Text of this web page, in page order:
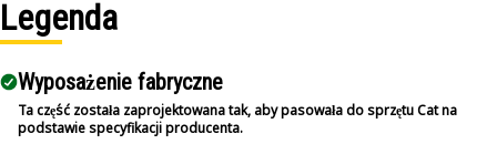
Legenda
Wyposażenie fabryczne
Ta część została zaprojektowana tak, aby pasowała do sprzętu Cat na
podstawie specyfikacji producenta.